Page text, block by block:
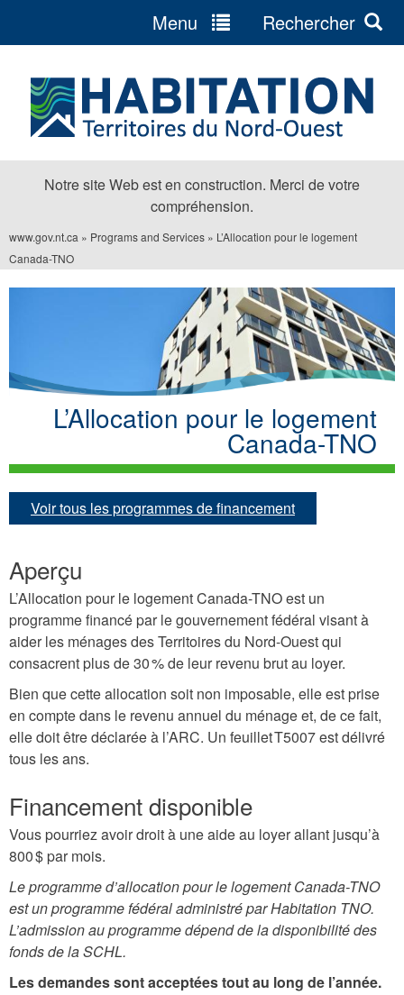
navigation
Notre site Web est en construction. Merci de votre
compréhension.
Menu Rechercher
Vous
êtes
www.gov.nt.ca » Programs and Services » L’Allocation pour le logement
Canada-TNO
L’Allocation pour le logement
Canada-TNO
Voir tous les programmes de financement
Aperçu
L’Allocation pour le logement Canada-TNO est un
programme financé par le gouvernement fédéral visant à
aider les ménages des Territoires du Nord-Ouest qui
consacrent plus de 30 % de leur revenu brut au loyer.
Bien que cette allocation soit non imposable, elle est prise
en compte dans le revenu annuel du ménage et, de ce fait,
elle doit être déclarée à l’ARC. Un feuillet T5007 est délivré
tous les ans.
Financement disponible
Vous pourriez avoir droit à une aide au loyer allant jusqu’à
800 $ par mois.
Le programme d’allocation pour le logement Canada-TNO
est un programme fédéral administré par Habitation TNO.
L’admission au programme dépend de la disponibilité des
fonds de la SCHL.
Les demandes sont acceptées tout au long de l’année.